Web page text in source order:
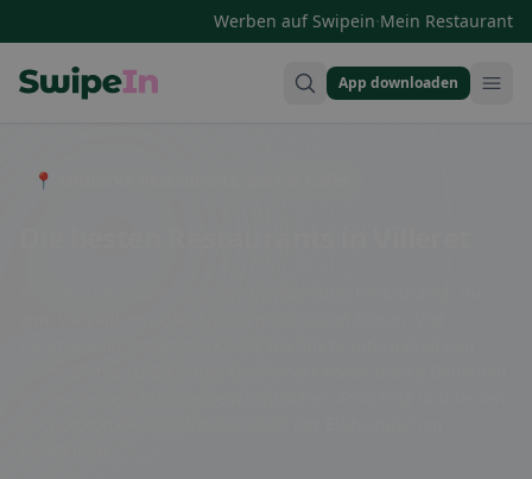
Werben auf Swipein·Mein Restaurant
App downloaden
📍 Entdecke Restaurants, Bars & Cafés